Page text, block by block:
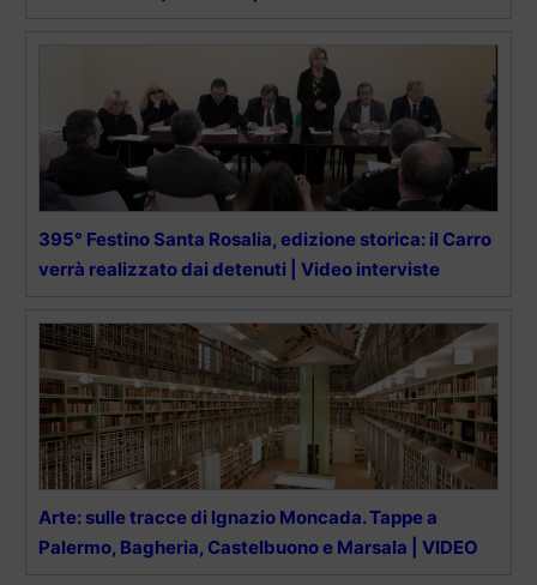
395° Festino Santa Rosalia, edizione storica: il Carro
verrà realizzato dai detenuti | Video interviste
Arte: sulle tracce di Ignazio Moncada. Tappe a
Palermo, Bagheria, Castelbuono e Marsala | VIDEO